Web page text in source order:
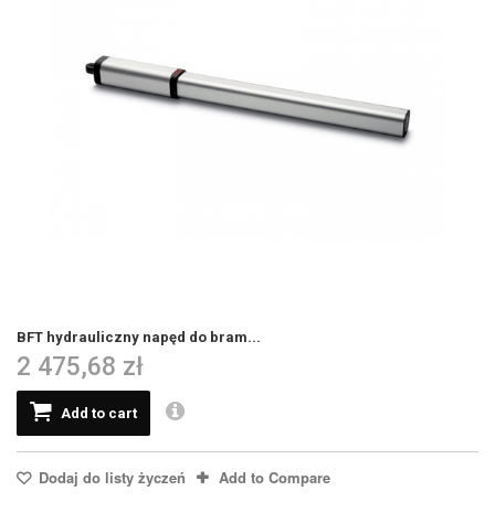
BFT hydrauliczny napęd do bram...
2 475,68 zł
Add to cart
Dodaj do listy życzeń Add to Compare